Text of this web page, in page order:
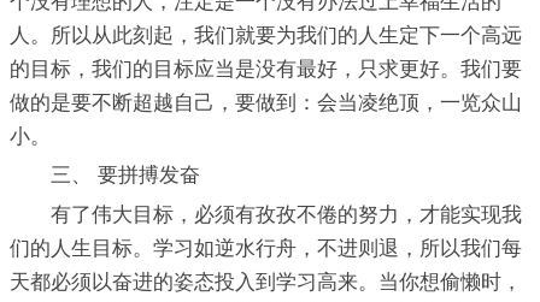
人。所以从此刻起，我们就要为我们的人生定下一个高远
的目标，我们的目标应当是没有最好，只求更好。我们要
做的是要不断超越自己，要做到：会当凌绝顶，一览众山
小。
三、 要拼搏发奋
有了伟大目标，必须有孜孜不倦的努力，才能实现我
们的人生目标。学习如逆水行舟，不进则退，所以我们每
天都必须以奋进的姿态投入到学习高来。当你想偷懒时，